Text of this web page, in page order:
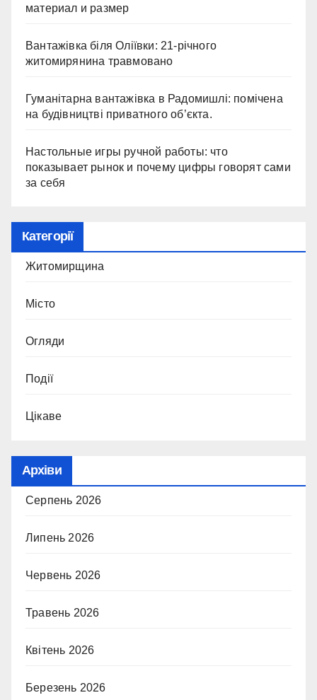
материал и размер
Вантажівка біля Оліївки: 21-річного
житомирянина травмовано
Гуманітарна вантажівка в Радомишлі: помічена
на будівництві приватного об’єкта.
Настольные игры ручной работы: что
показывает рынок и почему цифры говорят сами
за себя
Категорії
Житомирщина
Місто
Огляди
Події
Цікаве
Архіви
Серпень 2026
Липень 2026
Червень 2026
Травень 2026
Квітень 2026
Березень 2026